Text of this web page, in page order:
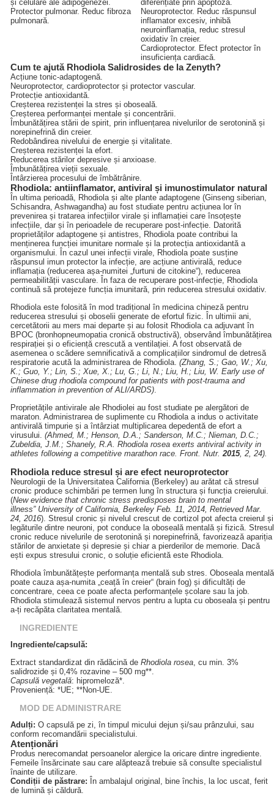
și celulare ale adipogenezei.
diferențiate prin apoptoză.
Protector pulmonar. Reduc fibroza
pulmonară.
Neuroprotector. Reduc răspunsul
inflamator excesiv, inhibă
neuroinflamația, reduc stresul
oxidativ în creier.
Cardioprotector. Efect protector în
insuficiența cardiacă.
Cum te ajută Rhodiola Salidrosides de la Zenyth?
Acțiune tonic-adaptogenă.
Neuroprotector, cardioprotector și protector vascular.
Protecție antioxidantă.
Creșterea rezistenței la stres și oboseală.
Creșterea performanței mentale și concentrării.
Îmbunătățirea stării de spirit, prin influențarea nivelurilor de serotonină și
norepinefrină din creier.
Redobândirea nivelului de energie și vitalitate.
Creșterea rezistenței la efort.
Reducerea stărilor depresive și anxioase.
Îmbunătățirea vieții sexuale.
Întârzierea procesului de îmbătrânire.
Rhodiola: antiinflamator, antiviral și imunostimulator natural
În ultima perioadă, Rhodiola și alte plante adaptogene (Ginseng siberian,
Schisandra, Ashwagandha) au fost studiate pentru acțiunea lor în
prevenirea și tratarea infecțiilor virale și inflamației care însoțește
infecțiile, dar și în perioadele de recuperare post-infecție. Datorită
proprietăților adaptogene și antistres, Rhodiola poate contribui la
menținerea funcției imunitare normale și la protecția antioxidantă a
organismului. În cazul unei infecții virale, Rhodiola poate susține
răspunsul imun protector la infecție, are acțiune antivirală, reduce
inflamația (reducerea așa-numitei „furtuni de citokine“), reducerea
permeabilității vasculare. În faza de recuperare post-infecție, Rhodiola
continuă să protejeze funcția imunitară, prin reducerea stresului oxidativ.
Rhodiola este folosită în mod tradițional în medicina chineză pentru
reducerea stresului și oboselii generate de efortul fizic. În ultimii ani,
cercetătorii au mers mai departe și au folosit Rhodiola ca adjuvant în
BPOC (bronhopneumopatia cronică obstructivă), observând îmbunătățirea
respirației și o eficiență crescută a ventilației. A fost observată de
asemenea o scădere semnificativă a complicațiilor sindromul de detresă
respiratorie acută la administrarea de Rhodiola. (Zhang, S.; Gao, W.; Xu,
K.; Guo, Y.; Lin, S.; Xue, X.; Lu, G.; Li, N.; Liu, H.; Liu, W. Early use of
Chinese drug rhodiola compound for patients with post-trauma and
inflammation in prevention of ALI/ARDS).
Proprietățile antivirale ale Rhodiolei au fost studiate pe alergători de
maraton. Administrarea de suplimente cu Rhodiola a indus o activitate
antivirală timpurie și a întârziat multiplicarea depedentă de efort a
virusului. (Ahmed, M.; Henson, D.A.; Sanderson, M.C.; Nieman, D.C.;
Zubeldia, J.M.; Shanely, R.A. Rhodiola rosea exerts antiviral activity in
athletes following a competitive marathon race. Front. Nutr.2015, 2, 24).
Rhodiola reduce stresul și are efect neuroprotector
Neurologii de la Universitatea California (Berkeley) au arătat că stresul
cronic produce schimbări pe termen lung în structura și funcția creierului.
(New evidence that chronic stress predisposes brain to mental
illness” University of California, Berkeley Feb. 11, 2014, Retrieved Mar.
24, 2016). Stresul cronic și nivelul crescut de cortizol pot afecta creierul și
legăturile dintre neuroni, pot conduce la oboseală mentală și fizică. Stresul
cronic reduce nivelurile de serotonină și norepinefrină, favorizează apariția
stărilor de anxietate și depresie și chiar a pierderilor de memorie. Dacă
ești expus stresului cronic, o soluție eficientă este Rhodiola.
Rhodiola îmbunătățește performanța mentală sub stres. Oboseala mentală
poate cauza așa-numita „ceață în creier“ (brain fog) și dificultăți de
concentrare, ceea ce poate afecta performanțele școlare sau la job.
Rhodiola stimulează sistemul nervos pentru a lupta cu oboseala și pentru
a-ți recăpăta claritatea mentală.
INGREDIENTE
Ingrediente/capsulă:
Extract standardizat din rădăcină de Rhodiola rosea, cu min. 3%
salidrozide și 0,4% rozavine – 500 mg**.
Capsulă vegetală: hipromeloză*.
Proveniență: *UE; **Non-UE.
MOD DE ADMINISTRARE
Adulți: O capsulă pe zi, în timpul micului dejun și/sau prânzului, sau
conform recomandării specialistului.
Atenționări
Produs nerecomandat persoanelor alergice la oricare dintre ingrediente.
Femeile însărcinate sau care alăptează trebuie să consulte specialistul
înainte de utilizare.
Condiții de păstrare: În ambalajul original, bine închis, la loc uscat, ferit
de lumină și căldură.